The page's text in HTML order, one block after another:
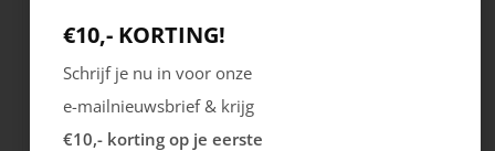
€10,- KORTING!
Schrijf je nu in voor onze
e-mailnieuwsbrief & krijg
€10,- korting op je eerste